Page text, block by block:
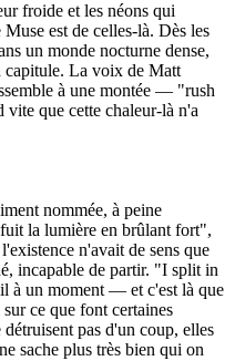
froide et les néons qui
est de celles-là. Dès les
un monde nocturne dense,
capitule. La voix de Matt
à une montée — "rush
que cette chaleur-là n'a
nommée, à peine
la lumière en brûlant fort",
n'avait de sens que
incapable de partir. "I split in
à un moment — et c'est là que
ce que font certaines
pas d'un coup, elles
sache plus très bien qui on